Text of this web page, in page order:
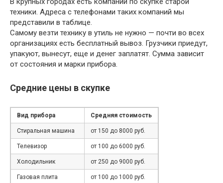
техники. Адреса с телефонами таких компаний мы
представили в таблице.
Самому везти технику в утиль не нужно — почти во всех
организациях есть бесплатный вывоз. Грузчики приедут,
упакуют, вынесут, еще и денег заплатят. Сумма зависит
от состояния и марки прибора.
Средние цены в скупке
Вид прибора Средняя стоимость
Стиральная машина от 150 до 8000 руб.
Телевизор от 100 до 6000 руб.
Холодильник от 250 до 9000 руб.
Газовая плита от 100 до 1000 руб.